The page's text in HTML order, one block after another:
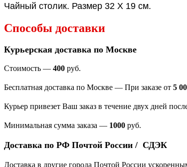
Чайный столик. Размер 32 X 19 см.
Способы доставки
Курьерская доставка по Москве
Стоимость — 400 руб.
Бесплатная доставка по Москве — При заказе от 5
Курьер привезет Ваш заказ в течение двух дней
Минимальная сумма заказа — 1000 руб.
Доставка по РФ Почтой России / СДЭК
Доставка в другие города Почтой России